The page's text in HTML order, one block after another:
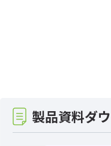
製品資料ダ